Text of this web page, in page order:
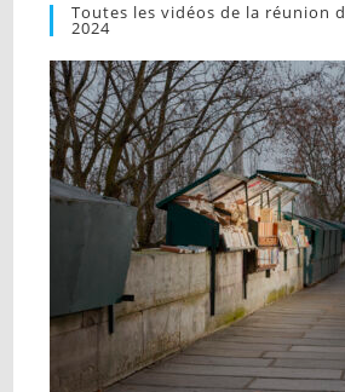
Toutes les vidéos de la réunion
2024